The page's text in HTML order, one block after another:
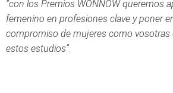
“con los Premios WONNOW queremos
femenino en profesiones clave y poner
compromiso de mujeres como vosotras
estos estudios”.